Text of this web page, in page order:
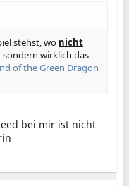
stehst, wo nicht
wirklich das
of the Green Dragon
bei mir ist nicht